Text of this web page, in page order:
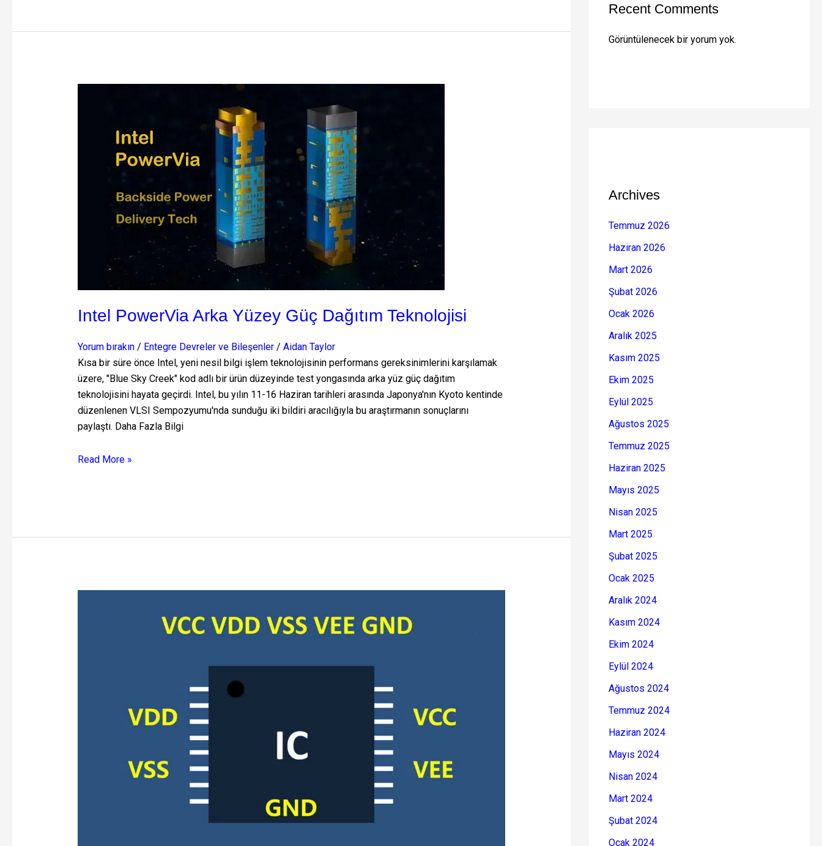
Intel PowerVia Arka Yüzey Güç Dağıtım Teknolojisi
Yorum bırakın / Entegre Devreler ve Bileşenler/ Aidan Taylor
Kısa bir süre önce Intel, yeni nesil bilgi işlem teknolojisinin performans gereksinimlerini karşılamak
üzere, "Blue Sky Creek" kod adlı bir ürün düzeyinde test yongasında arka yüz güç dağıtım
teknolojisini hayata geçirdi. Intel, bu yılın 11-16 Haziran tarihleri arasında Japonya'nın Kyoto kentinde
düzenlenen VLSI Sempozyumu'nda sunduğu iki bildiri aracılığıyla bu araştırmanın sonuçlarını
paylaştı. Daha Fazla Bilgi
Read More »
Recent Comments
Görüntülenecek bir yorum yok.
Archives
Temmuz 2026
Haziran 2026
Mart 2026
Şubat 2026
Ocak 2026
Aralık 2025
Kasım 2025
Ekim 2025
Eylül 2025
Ağustos 2025
Temmuz 2025
Haziran 2025
Mayıs 2025
Nisan 2025
Mart 2025
Şubat 2025
Ocak 2025
Aralık 2024
Kasım 2024
Ekim 2024
Eylül 2024
Ağustos 2024
Temmuz 2024
Haziran 2024
Mayıs 2024
Nisan 2024
Mart 2024
Şubat 2024
Ocak 2024